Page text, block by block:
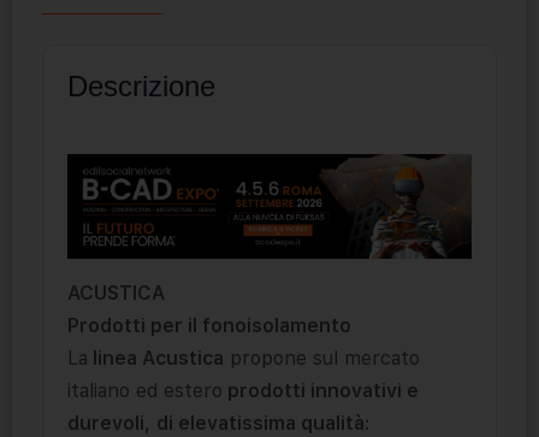
Descrizione
ACUSTICA
Prodotti per il fonoisolamento
La linea Acustica propone sul mercato
italiano ed estero prodotti innovativi e
durevoli, di elevatissima qualità: